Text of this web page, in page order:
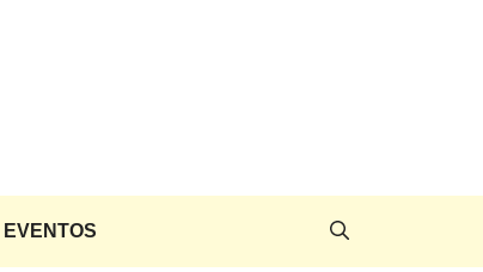
EVENTOS